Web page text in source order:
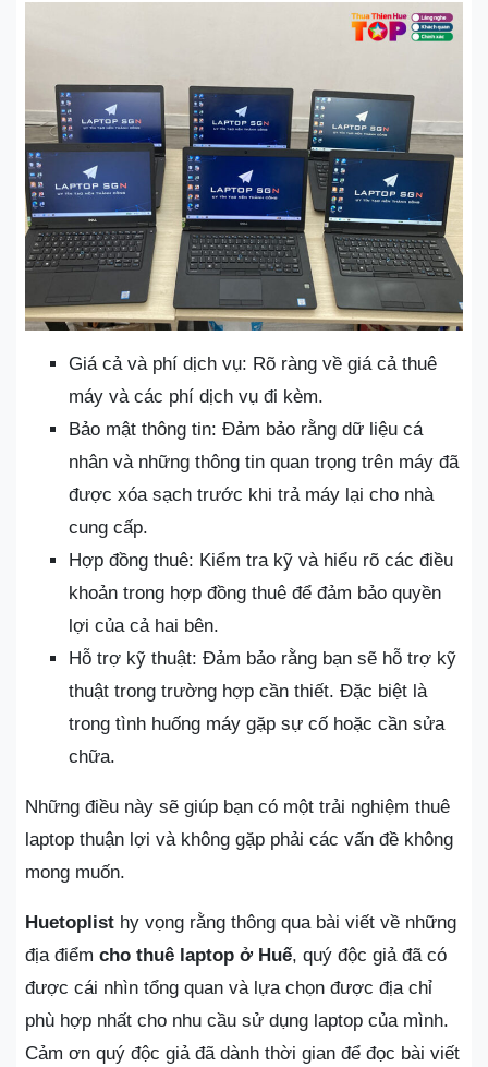
Giá cả và phí dịch vụ: Rõ ràng về giá cả thuê
máy và các phí dịch vụ đi kèm.
Bảo mật thông tin: Đảm bảo rằng dữ liệu cá
nhân và những thông tin quan trọng trên máy đã
được xóa sạch trước khi trả máy lại cho nhà
cung cấp.
Hợp đồng thuê: Kiểm tra kỹ và hiểu rõ các điều
khoản trong hợp đồng thuê để đảm bảo quyền
lợi của cả hai bên.
Hỗ trợ kỹ thuật: Đảm bảo rằng bạn sẽ hỗ trợ kỹ
thuật trong trường hợp cần thiết. Đặc biệt là
trong tình huống máy gặp sự cố hoặc cần sửa
chữa.
Những điều này sẽ giúp bạn có một trải nghiệm thuê
laptop thuận lợi và không gặp phải các vấn đề không
mong muốn.
Huetoplist hy vọng rằng thông qua bài viết về những
địa điểm cho thuê laptop ở Huế, quý độc giả đã có
được cái nhìn tổng quan và lựa chọn được địa chỉ
phù hợp nhất cho nhu cầu sử dụng laptop của mình.
Cảm ơn quý độc giả đã dành thời gian để đọc bài viết